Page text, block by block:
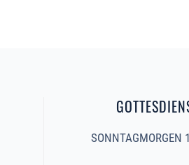
SONNTAGMORGEN